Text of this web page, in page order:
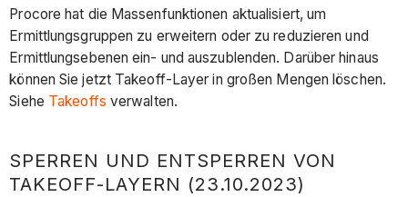
Procore hat die Massenfunktionen aktualisiert, um
Ermittlungsgruppen zu erweitern oder zu reduzieren und
Ermittlungsebenen ein- und auszublenden. Darüber hinaus
können Sie jetzt Takeoff-Layer in großen Mengen löschen.
Siehe Takeoffs verwalten.
SPERREN UND ENTSPERREN VON
TAKEOFF-LAYERN (23.10.2023)